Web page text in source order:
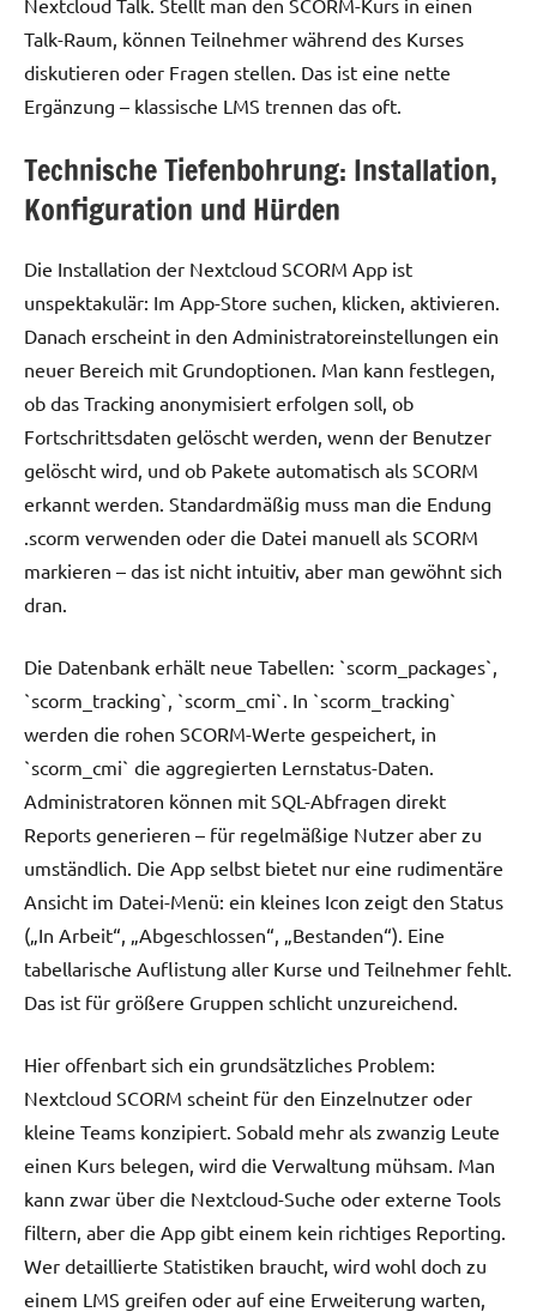
Talk-Raum, können Teilnehmer während des Kurses
diskutieren oder Fragen stellen. Das ist eine nette
Ergänzung – klassische LMS trennen das oft.
Technische Tiefenbohrung: Installation,
Konfiguration und Hürden
Die Installation der Nextcloud SCORM App ist
unspektakulär: Im App-Store suchen, klicken, aktivieren.
Danach erscheint in den Administratoreinstellungen ein
neuer Bereich mit Grundoptionen. Man kann festlegen,
ob das Tracking anonymisiert erfolgen soll, ob
Fortschrittsdaten gelöscht werden, wenn der Benutzer
gelöscht wird, und ob Pakete automatisch als SCORM
erkannt werden. Standardmäßig muss man die Endung
.scorm verwenden oder die Datei manuell als SCORM
markieren – das ist nicht intuitiv, aber man gewöhnt sich
dran.
Die Datenbank erhält neue Tabellen: `scorm_packages`,
`scorm_tracking`, `scorm_cmi`. In `scorm_tracking`
werden die rohen SCORM-Werte gespeichert, in
`scorm_cmi` die aggregierten Lernstatus-Daten.
Administratoren können mit SQL-Abfragen direkt
Reports generieren – für regelmäßige Nutzer aber zu
umständlich. Die App selbst bietet nur eine rudimentäre
Ansicht im Datei-Menü: ein kleines Icon zeigt den Status
(„In Arbeit“, „Abgeschlossen“, „Bestanden“). Eine
tabellarische Auflistung aller Kurse und Teilnehmer fehlt.
Das ist für größere Gruppen schlicht unzureichend.
Hier offenbart sich ein grundsätzliches Problem:
Nextcloud SCORM scheint für den Einzelnutzer oder
kleine Teams konzipiert. Sobald mehr als zwanzig Leute
einen Kurs belegen, wird die Verwaltung mühsam. Man
kann zwar über die Nextcloud-Suche oder externe Tools
filtern, aber die App gibt einem kein richtiges Reporting.
Wer detaillierte Statistiken braucht, wird wohl doch zu
einem LMS greifen oder auf eine Erweiterung warten,